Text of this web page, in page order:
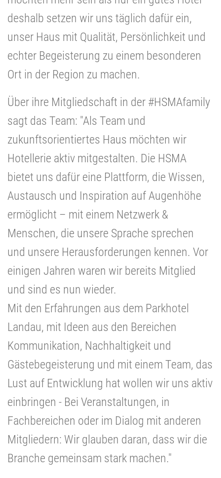
deshalb setzen wir uns täglich dafür ein,
unser Haus mit Qualität, Persönlichkeit und
echter Begeisterung zu einem besonderen
Ort in der Region zu machen.
Über ihre Mitgliedschaft in der #HSMAfamily
sagt das Team: "Als Team und
zukunftsorientiertes Haus möchten wir
Hotellerie aktiv mitgestalten. Die HSMA
bietet uns dafür eine Plattform, die Wissen,
Austausch und Inspiration auf Augenhöhe
ermöglicht – mit einem Netzwerk &
Menschen, die unsere Sprache sprechen
und unsere Herausforderungen kennen. Vor
einigen Jahren waren wir bereits Mitglied
und sind es nun wieder.
Mit den Erfahrungen aus dem Parkhotel
Landau, mit Ideen aus den Bereichen
Kommunikation, Nachhaltigkeit und
Gästebegeisterung und mit einem Team, das
Lust auf Entwicklung hat wollen wir uns aktiv
einbringen - Bei Veranstaltungen, in
Fachbereichen oder im Dialog mit anderen
Mitgliedern: Wir glauben daran, dass wir die
Branche gemeinsam stark machen."